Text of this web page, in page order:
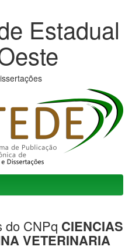
Estadual
do CNPq CIENCIAS
VETERINARIA